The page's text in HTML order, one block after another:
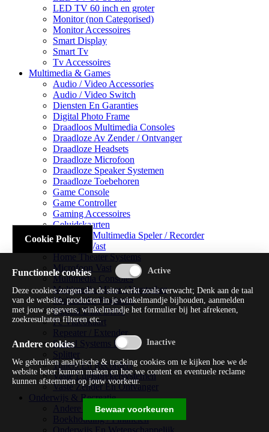
LED TV 60 inch en groter
Monitor (non Categorised)
Monitor Accessoires
Smart Display
Smart Tv
Tv Accessoires
Multimedia & Games
Audio / Video Accessories
Audio / Video Switch
Diensten En Garanties
Digital Photo Frame
Draadloos Multimedia Consoles
Draadloze Av Zender / Ontvanger
Draadloze Headsets
Draadloze Microfoon
Draadloze Speaker Systemen
Draadloze Toebehoren
Game Console
Game Controller
Gaming Accessoires
Geluidskaarten
Handheld Multimedia Speler / Recorder
Headsets Vast
Home Theater Systems
Microfoon Vast
Multimedia Consoles
Multimedia Mixer / Versterker
Multimedia Productie
Optical Disk Drive
Pc Videokaart
Repeater / Extender
Sound Systems Hi-fi
Splitter
Tuners En Recorders
Vaste Luidsprekersystemen
Vaste Zender En Ontvanger
Onderwijs & Recreatie
Andere Beveiligingssoftware
Boekhouding / Financiën
Cookie Policy
Functionele cookies
Deze cookies zorgen dat de site werkt zoals verwacht; Denk aan de taal
van de website, producten in je winkelmandje bijhouden, aanmelden
met jouw gegevens, winkelmandje het formulier bij het afrekenen,
zoekresultaten filteren etc.
Andere cookies
We gebruiken analytische & tracking cookies om te kijken hoe we de
website beter kunnen maken en hoe we content en eventuele reclame
kunnen afstemmen op jouw voorkeur.
Bewaar voorkeuren